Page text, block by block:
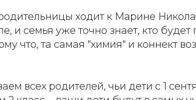
ходит к Марине
и семья уже точно знает, кто
что, та самая "химия" и коннект
всех родителей, чьи дети с 1